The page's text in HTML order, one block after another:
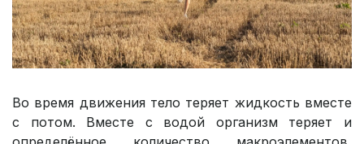
Во время движения тело теряет жидкость вместе
с потом. Вместе с водой организм теряет и